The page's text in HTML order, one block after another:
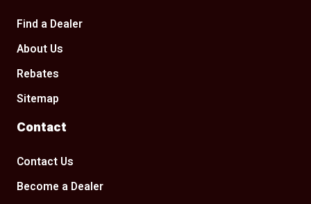
Find a Dealer
About Us
Rebates
Sitemap
Contact
Contact Us
Become a Dealer